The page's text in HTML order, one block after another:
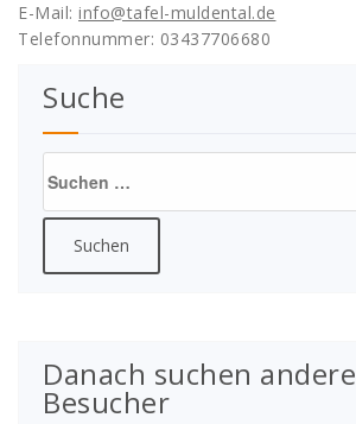
E-Mail: info@tafel-muldental.de
Telefonnummer: 03437706680
Suche
nach:
Danach suchen andere
Besucher